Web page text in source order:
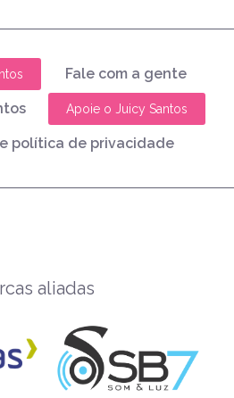
Fale com a gente
Apoie o Juicy Santos
política de privacidade
aliadas